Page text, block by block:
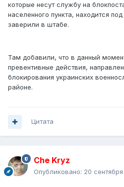
которые несут службу на
населенного пункта, находится
заверили в штабе.
Там добавили, что в данный
превентивные действия,
блокирования украинских
районе.
Цитата
Che Kryz
Опубликовано: 20